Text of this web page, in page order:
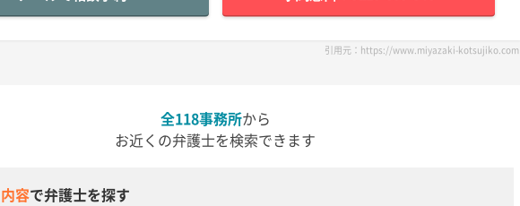
引用元：https://www.miyazaki-kotsujiko.com
全118事務所から
お近くの弁護士を検索できます
内容で弁護士を探す